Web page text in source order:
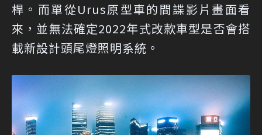
桿。而單從Urus原型車的間諜影片畫面看
來，並無法確定2022年式改款車型是否會搭
載新設計頭尾燈照明系統。